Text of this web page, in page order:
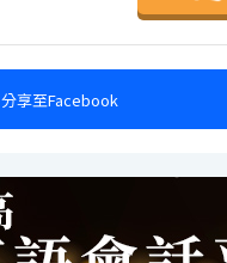
分享至Facebook